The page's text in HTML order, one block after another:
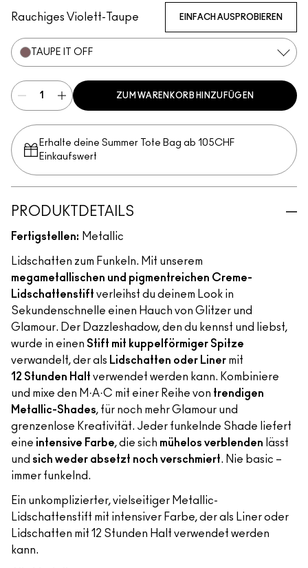
Rauchiges Violett-Taupe EINFACH AUSPROBIEREN
TAUPE IT OFF
ZUM WARENKORB HINZUFÜGEN
Erhalte deine Summer Tote Bag ab 105CHF
Einkaufswert​
PRODUKTDETAILS
Fertigstellen: Metallic
Lidschatten zum Funkeln. Mit unserem
megametallischen und pigmentreichen Creme-
Lidschattenstift verleihst du deinem Look in
Sekundenschnelle einen Hauch von Glitzer und
Glamour. Der Dazzleshadow, den du kennst und liebst,
wurde in einen Stift mit kuppelförmiger Spitze
verwandelt, der als Lidschatten oder Liner mit
12 Stunden Halt verwendet werden kann. Kombiniere
und mixe den M·A·C mit einer Reihe von trendigen
Metallic-Shades, für noch mehr Glamour und
grenzenlose Kreativität. Jeder funkelnde Shade liefert
eine intensive Farbe, die sich mühelos verblenden lässt
und sich weder absetzt noch verschmiert. Nie basic –
immer funkelnd.
Ein unkomplizierter, vielseitiger Metallic-
Lidschattenstift mit intensiver Farbe, der als Liner oder
Lidschatten mit 12 Stunden Halt verwendet werden
kann.